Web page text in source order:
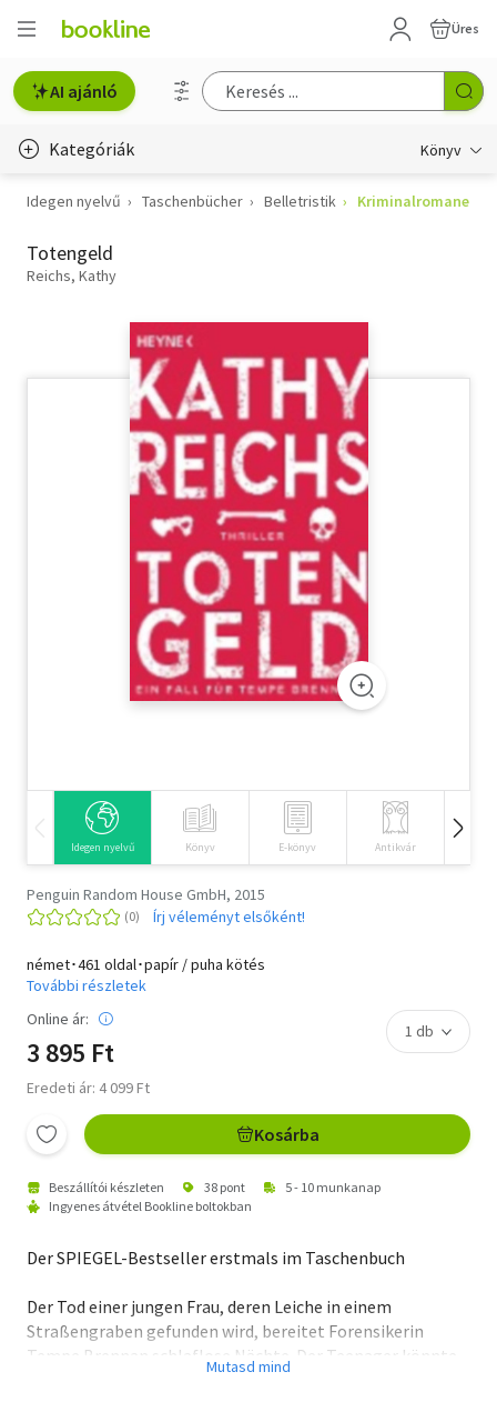
Üres
AI ajánló
Kategóriák Könyv
Életmód, egészség
Erotika
Hobbi, szabadidő
Szótár, nyelvkönyv
Tankönyv, segédkönyv
Társadalomtudomány
Természettudomány
Idegen nyelvű Taschenbücher Belletristik Kriminalromane
Totengeld
Reichs, Kathy
Idegen nyelvű Könyv E-könyv Antikvár
Penguin Random House GmbH, 2015
Írj véleményt elsőként!
német･461 oldal･papír / puha kötés
További részletek
Online ár:
3 895 Ft
Eredeti ár: 4 099 Ft
Kosárba
Beszállítói készleten 38 pont
5 - 10 munkanap
Ingyenes átvétel Bookline boltokban
Der SPIEGEL-Bestseller erstmals im Taschenbuch
Der Tod einer jungen Frau, deren Leiche in einem
Straßengraben gefunden wird, bereitet Forensikerin
Tempe Brennan schlaflose Nächte. Der Teenager könnte